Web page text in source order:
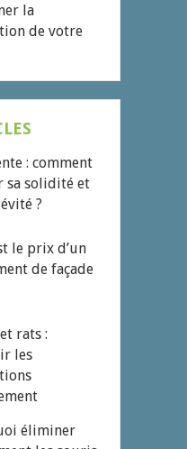
la
de votre
: comment
sa solidité et
?
le prix d’un
de façade
rats :
les
éliminer